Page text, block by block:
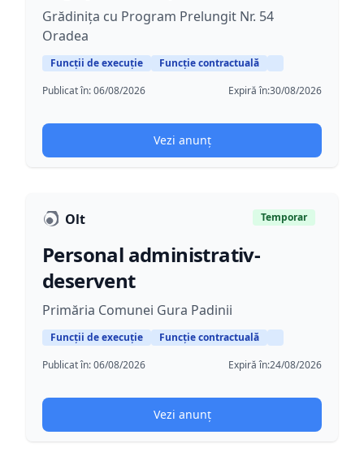
Grădinița cu Program Prelungit Nr. 54
Oradea
Funcții de execuție
Funcție contractuală
Publicat în:06/08/2026 Expiră în:30/08/2026
Vezi anunț
Olt Temporar
Personal administrativ-
deservent
Primăria Comunei Gura Padinii
Funcții de execuție
Funcție contractuală
Publicat în:06/08/2026 Expiră în:24/08/2026
Vezi anunț